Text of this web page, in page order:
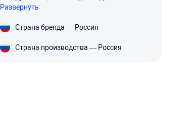
Развернуть
Страна бренда — Россия
Страна производства — Россия